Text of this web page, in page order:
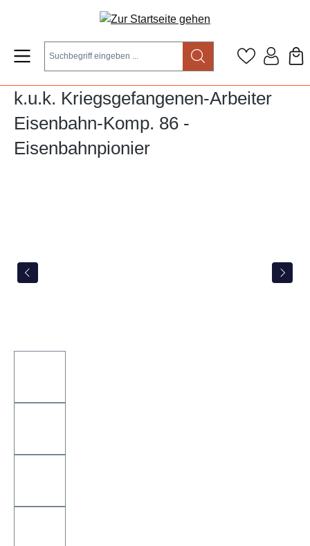
Zum Hauptinhalt springen
k.u.k. Kriegsgefangenen-Arbeiter
Eisenbahn-Komp. 86 -
Eisenbahnpionier